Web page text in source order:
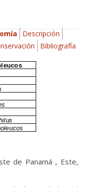
Descripción
Bibliografía
de Panamá , Este,